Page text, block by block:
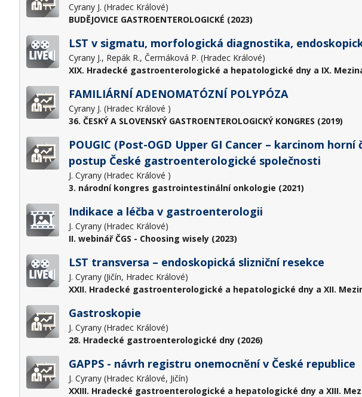
Cyrany J. (Hradec Králové)
BUDĚJOVICE GASTROENTEROLOGICKÉ (2023)
LST v sigmatu, morfologická diagnostika,
Cyrany J., Repák R., Čermáková P. (Hradec Králové)
XIX. Hradecké gastroenterologické a hepatologické dny a IX.
FAMILIÁRNÍ ADENOMATÓZNÍ POLYPÓZA
Cyrany J. (Hradec Králové )
36. ČESKÝ A SLOVENSKÝ GASTROENTEROLOGICKÝ KONGRES (2019)
POUGIC (Post-OGD Upper GI Cancer – karcinom
postup České gastroenterologické společnosti
J. Cyrany (Hradec Králové )
3. národní kongres gastrointestinální onkologie (2021)
Indikace a léčba v gastroenterologii
J. Cyrany (Hradec Králové)
II. webinář ČGS - Choosing wisely (2023)
LST transversa – endoskopická slizniční resekce
J. Cyrany (Jičín, Hradec Králové)
XXII. Hradecké gastroenterologické a hepatologické dny a XII.
Gastroskopie
J. Cyrany (Hradec Králové)
28. Hradecké gastroenterologické dny (2026)
GAPPS - návrh registru onemocnění v České republice
J. Cyrany (Hradec Králové, Jičín)
XXIII. Hradecké gastroenterologické a hepatologické dny a XIII.